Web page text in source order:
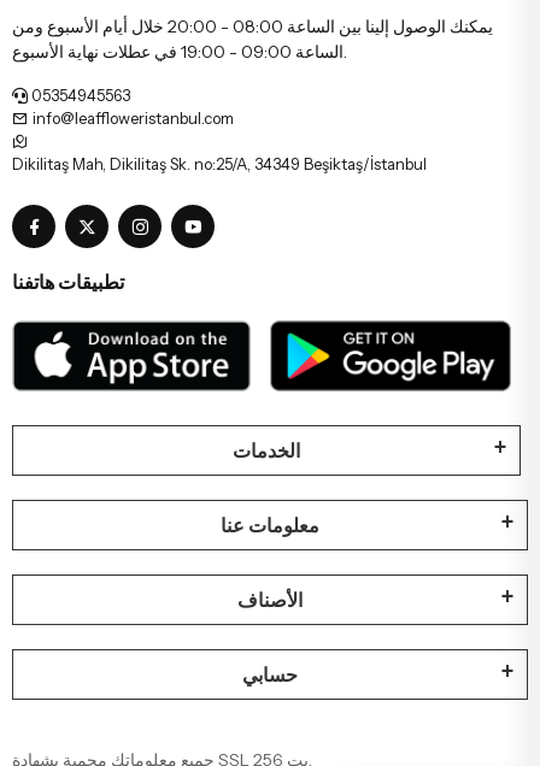
يمكنك الوصول إلينا بين الساعة 08:00 - 20:00 خلال أيام الأسبوع ومن
الساعة 09:00 - 19:00 في عطلات نهاية الأسبوع.
05354945563
info@leaffloweristanbul.com
Dikilitaş Mah, Dikilitaş Sk. no:25/A, 34349 Beşiktaş/İstanbul
تطبيقات هاتفنا
الخدمات
معلومات عنا
الأصناف
حسابي
جميع معلوماتك محمية بشهادة SSL 256 بت.